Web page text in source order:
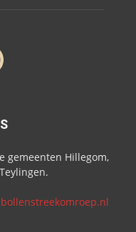
gemeenten Hillegom,